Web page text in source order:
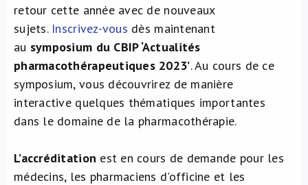
retour cette année avec de nouveaux
sujets. Inscrivez-vous dès maintenant
au symposium du CBIP ‘Actualités
pharmacothérapeutiques 2023’. Au cours de ce
symposium, vous découvrirez de manière
interactive quelques thématiques importantes
dans le domaine de la pharmacothérapie.
L’accréditation est en cours de demande pour les
médecins, les pharmaciens d'officine et les